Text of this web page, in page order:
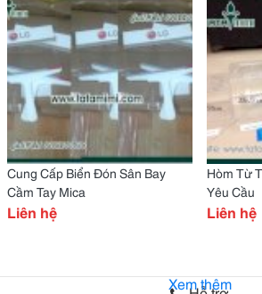
Cung Cấp Biển Đón Sân Bay
Cầm Tay Mica
Liên hệ
Hòm Từ
Yêu Cầu
Liên hệ
Xem thêm